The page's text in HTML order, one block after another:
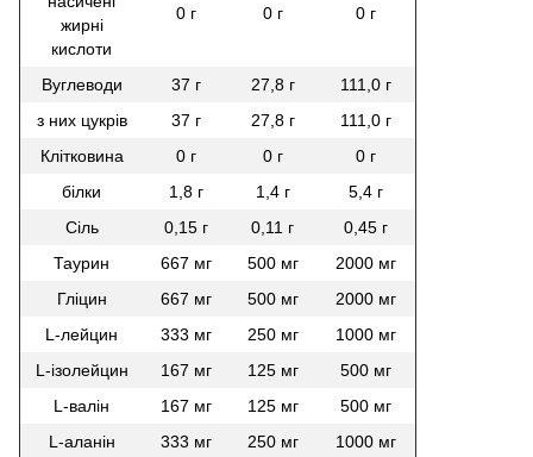
жирні
кислоти
0 г 0 г 0 г
Вуглеводи 37 г 27,8 г
111,0 г
з них цукрів
37 г 27,8 г
111,0 г
Клітковина
0 г 0 г
0 г
білки
1,8 г 1,4 г
5,4 г
Сіль
0,15 г 0,11 г
0,45 г
Таурин
667 мг 500 мг
2000 мг
Гліцин
667 мг 500 мг
2000 мг
L-лейцин
333 мг 250 мг
1000 мг
L-ізолейцин
167 мг 125 мг
500 мг
L-валін
167 мг 125 мг
500 мг
L-аланін
333 мг 250 мг
1000 мг